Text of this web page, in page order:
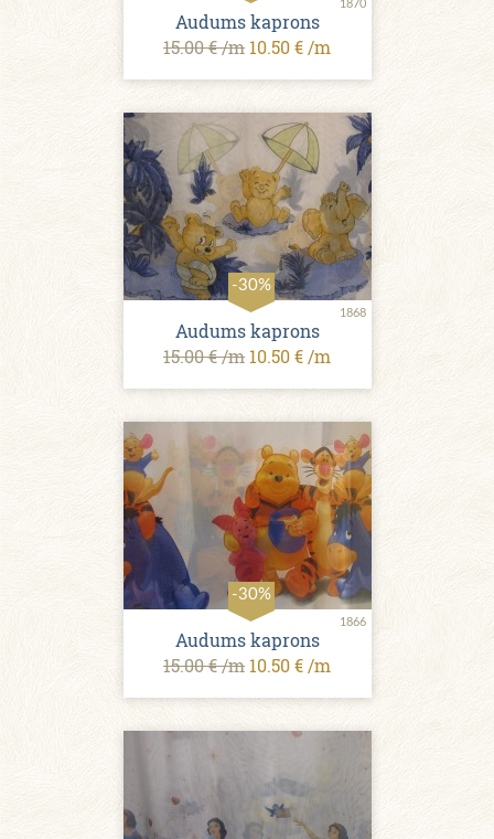
1870
Audums kaprons
15.00 € /m 10.50 € /m
-30%
1868
Audums kaprons
15.00 € /m 10.50 € /m
-30%
1866
Audums kaprons
15.00 € /m 10.50 € /m